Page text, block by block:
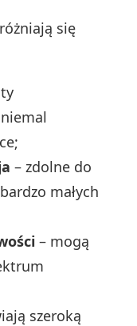
się
– zdolne do
małych
– mogą
szeroką